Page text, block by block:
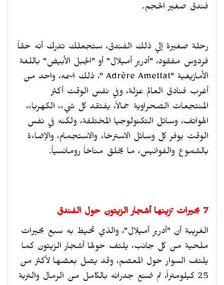
فندق صغير الحجم.
رحلة صغيرة إلي ذلك الفندق، ستجعلك تدرك أنه حقاً
فردوس مفقود، "أدرير أميلال" أو "الجبل الأبيض" باللغة
الأمازيغية "Adrère Amellal "، ذلك اسمه، واحد من
أغرب فنادق العالم عزلة، وفي نفس الوقت أكثر
المنتجعات الصحراوية جمالاً، يفتقد كل شيء، الكهرباء،
الهواتف، وسائل التكنولوجيا المختلفة، ولكنه في نفس
الوقت يوفر كل وسائل الاسترخاء والاستجمام، والإضاءة
بالشموع والفوانيس، ما يخلق مناخاً رومانسياً.
7 بحيرات تزينها أشجار الزيتون حول الفندق
الغريبة أن "أدرير أميلال"، والذي تحيط به سبع بحيرات
ملحية من كل جانب، يلتف حولها أشجار الزيتون كما
يلتف السوار حول المعصم، وقد يصل بعضها لأكثر من
25 كيلومتراً، تم صُنع جدرانه بالكامل من الرمال والتربة